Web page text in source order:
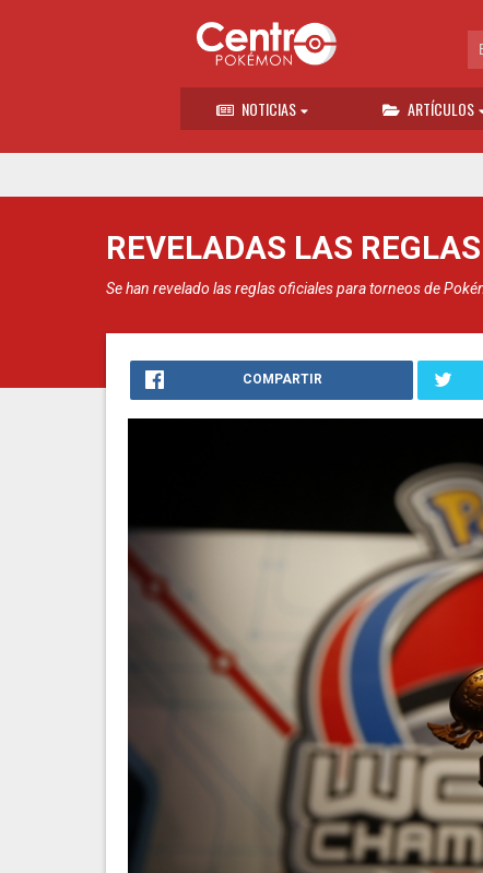
NOTICIAS ARTÍCULOS
REVELADAS LAS
Se han revelado las reglas oficiales para torneos de
COMPARTIR